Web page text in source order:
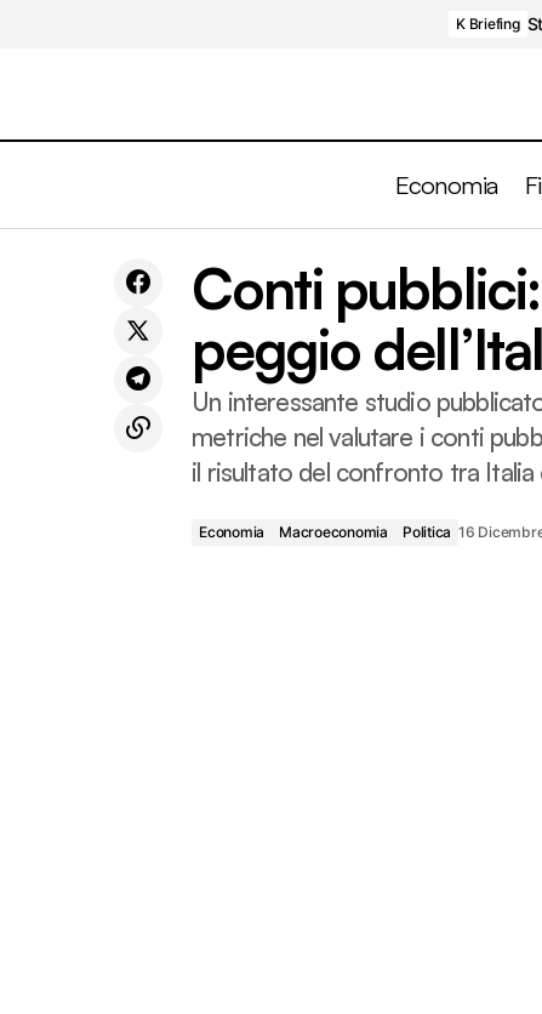
K Briefing
Economia
normalità?
Economia
Conti
peggio
Un interessante studio
metriche nel valutare i conti
il risultato del confronto tra
Economia Macroeconomia Politica 16